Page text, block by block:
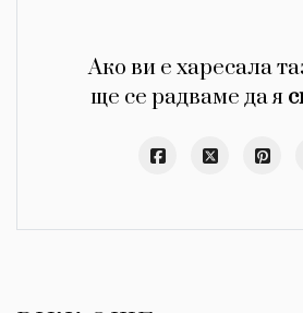
Ако ви е харесала
ще се радваме да я